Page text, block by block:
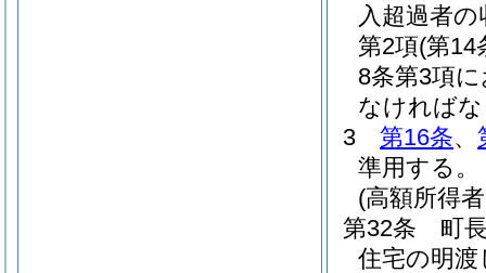
入超過者
第2項(第14
8条第3項
なければ
3
第16条、
準用する。
(高額所得
第32条
町
住宅の明